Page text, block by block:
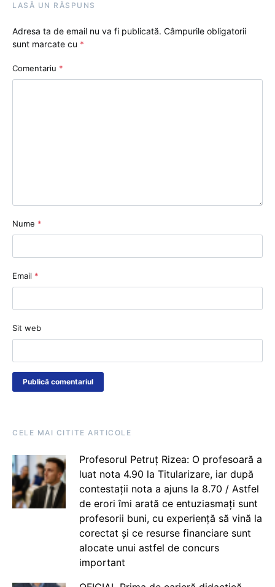
LASĂ UN RĂSPUNS
Adresa ta de email nu va fi publicată. Câmpurile obligatorii
sunt marcate cu *
Comentariu *
Nume *
Email *
Sit web
CELE MAI CITITE ARTICOLE
Profesorul Petruț Rizea: O profesoară a
luat nota 4.90 la Titularizare, iar după
contestații nota a ajuns la 8.70 / Astfel
de erori îmi arată ce entuziasmați sunt
profesorii buni, cu experiență să vină la
corectat și ce resurse financiare sunt
alocate unui astfel de concurs
important